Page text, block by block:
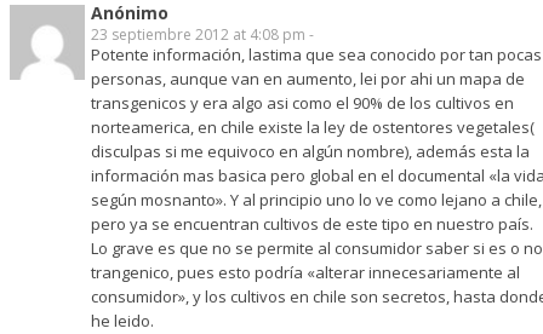
Anónimo
23 septiembre 2012 at 4:08 pm -
Potente información, lastima que sea conocido por tan pocas
personas, aunque van en aumento, lei por ahi un mapa de
transgenicos y era algo asi como el 90% de los cultivos en
norteamerica, en chile existe la ley de ostentores vegetales(
disculpas si me equivoco en algún nombre), además esta la
información mas basica pero global en el documental «la
según mosnanto». Y al principio uno lo ve como lejano a chile,
pero ya se encuentran cultivos de este tipo en nuestro país.
Lo grave es que no se permite al consumidor saber si es o no
trangenico, pues esto podría «alterar innecesariamente al
consumidor», y los cultivos en chile son secretos, hasta
he leido.